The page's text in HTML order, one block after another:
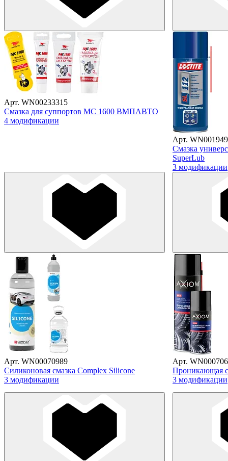
Арт. WN00233315
Смазка для суппортов МС 1600 ВМПАВТО
4 модификации
Арт.
Смазка
SuperLub
3 модификации
Арт. WN00070989
Силиконовая смазка Complex Silicone
3 модификации
Арт.
Проникающая
3 модификации